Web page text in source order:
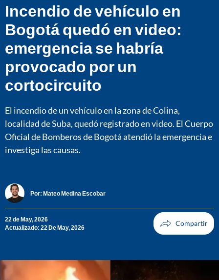
Incendio de vehículo en
Bogotá quedó en video:
emergencia se habría
provocado por un
cortocircuito
El incendio de un vehículo en la zona de Colina,
localidad de Suba, quedó registrado en video. El Cuerpo
Oficial de Bomberos de Bogotá atendió la emergencia e
investiga las causas.
Por: Mateo Medina Escobar
22 de May, 2026
Actualizado: 22 De May, 2026